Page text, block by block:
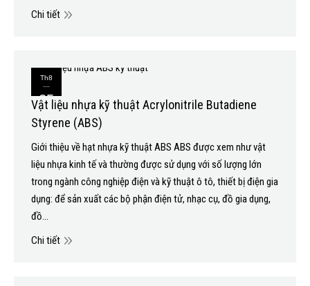
Chi tiết
Th8
25
2020
Vật liệu nhựa kỹ thuật Acrylonitrile Butadiene
Styrene (ABS)
Giới thiệu về hạt nhựa kỹ thuật ABS ABS được xem như vật
liệu nhựa kinh tế và thường được sử dụng với số lượng lớn
trong ngành công nghiệp điện và kỹ thuật ô tô, thiết bị điện gia
dụng: để sản xuất các bộ phận điện tử, nhạc cụ, đồ gia dụng,
đồ…
Chi tiết